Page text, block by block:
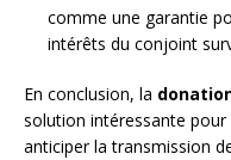
comme une garantie
intérêts du conjoint
En conclusion, la
solution intéressante
anticiper la transmission